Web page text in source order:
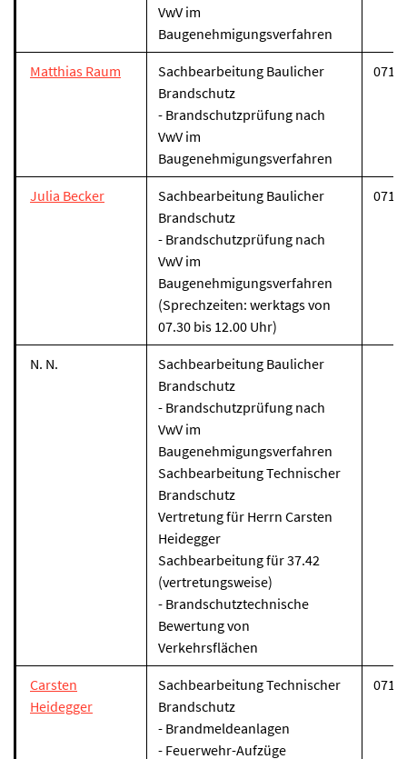
VwV im
Baugenehmigungsverfahren
Matthias Raum
Sachbearbeitung Baulicher
Brandschutz
- Brandschutzprüfung nach
VwV im
Baugenehmigungsverfahren
Julia Becker
Sachbearbeitung Baulicher
Brandschutz
- Brandschutzprüfung nach
VwV im
Baugenehmigungsverfahren
(Sprechzeiten: werktags von
07.30 bis 12.00 Uhr)
N. N.
Sachbearbeitung Baulicher
Brandschutz
- Brandschutzprüfung nach
VwV im
Baugenehmigungsverfahren
Sachbearbeitung Technischer
Brandschutz
Vertretung für Herrn Carsten
Heidegger
Sachbearbeitung für 37.42
(vertretungsweise)
- Brandschutztechnische
Bewertung von
Verkehrsflächen
Carsten
Heidegger
Sachbearbeitung Technischer
Brandschutz
- Brandmeldeanlagen
- Feuerwehr-Aufzüge